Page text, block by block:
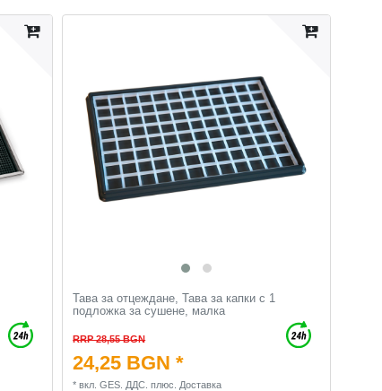
Тава за отцеждане, Тава за капки с 1
подложка за сушене, малка
RRP 28,55 BGN
24,25 BGN *
*вкл. GES. ДДС. плюс. Доставка